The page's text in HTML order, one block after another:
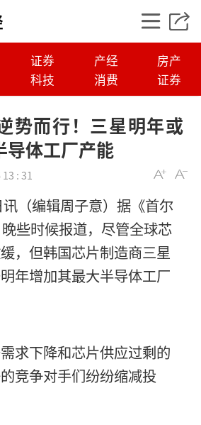
证券 产经
房产
科技 消费 证券
冬下逆势而
其最大半导
片制造商三星电子
势而行！三星明年或
导体工厂产能
: 31
（编辑周子意）据《首尔
些时候报道，尽管全球芯
，但韩国芯片制造商三星
年增加其最大半导体工厂
求下降和芯片供应过剩的
竞争对手们纷纷缩减投